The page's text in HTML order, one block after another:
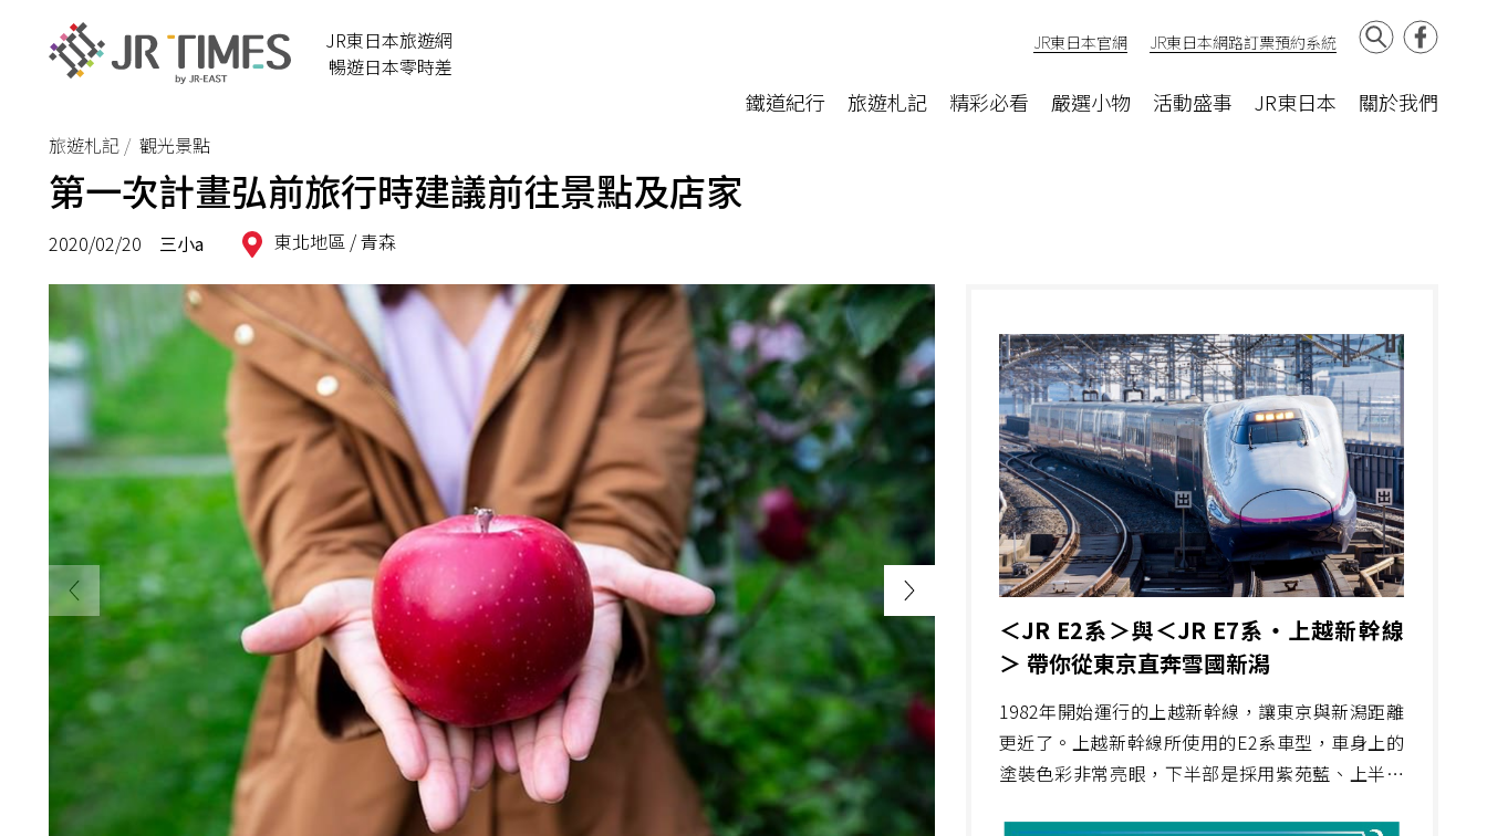
JR東日本旅遊網
暢遊日本零時差
鐵道紀行 旅遊札記 精彩必看 嚴選小物 活動盛事 JR東日本 關於我們
JR東日本官網 JR東日本網路訂票預約系統
旅遊札記 觀光景點
第一次計畫弘前旅行時建議前往景點及店家
2020/02/20 三小a 東北地區 /青森
＜JR E2系＞與＜JR E7系・上越新幹線
＞ 帶你從東京直奔雪國新潟
1982年開始運行的上越新幹線，讓東京與新潟距離
更近了。上越新幹線所使用的E2系車型，車身上的
塗裝色彩非常亮眼，下半部是採用紫苑藍、上半部